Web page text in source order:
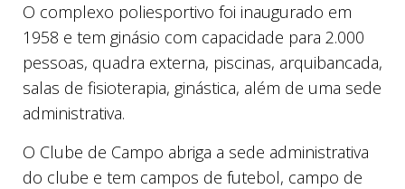
O complexo poliesportivo foi inaugurado em
1958 e tem ginásio com capacidade para 2.000
pessoas, quadra externa, piscinas, arquibancada,
salas de fisioterapia, ginástica, além de uma sede
administrativa.
O Clube de Campo abriga a sede administrativa
do clube e tem campos de futebol, campo de